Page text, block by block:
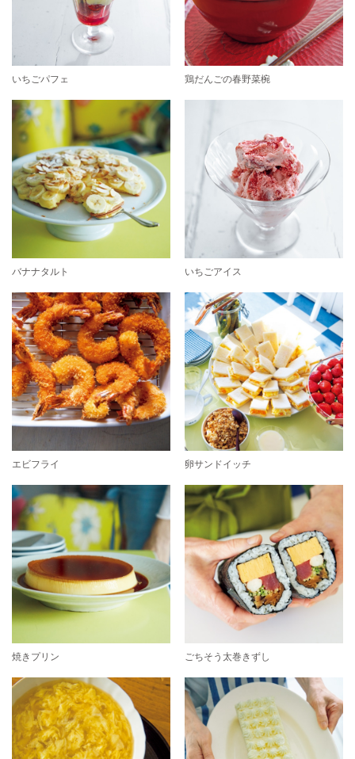
いちごパフェ 鶏だんごの春野菜椀
バナナタルト いちごアイス
エビフライ 卵サンドイッチ
焼きプリン ごちそう太巻きずし